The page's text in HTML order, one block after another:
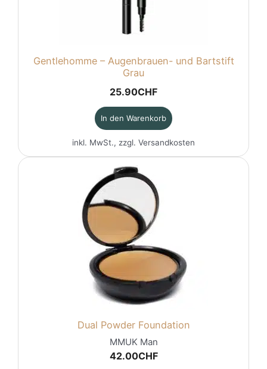
Gentlehomme – Augenbrauen- und Bartstift
Grau
25.90CHF
In den Warenkorb
inkl. MwSt., zzgl. Versandkosten
Dual Powder Foundation
MMUK Man
42.00CHF